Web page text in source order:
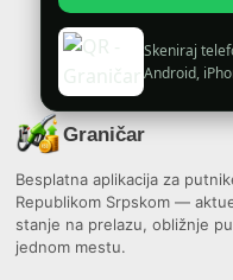
Skeniraj
Android,
Graničar
Besplatna aplikacija za
Republikom Srpskom —
stanje na prelazu, obližnje
jednom mestu.